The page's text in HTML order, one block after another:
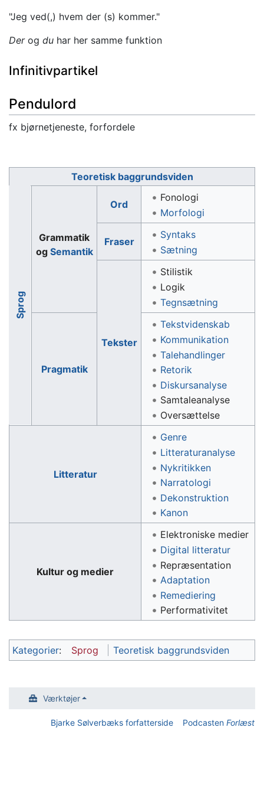
"Jeg ved(,) hvem der (s) kommer."
Derog du har her samme funktion
Infinitivpartikel
Pendulord
fx bjørnetjeneste, forfordele
Teoretisk baggrundsviden
Sprog
Grammatik
og Semantik
Ord
Fonologi
Morfologi
Fraser
Syntaks
Sætning
Tekster
Stilistik
Logik
Tegnsætning
Pragmatik
Tekstvidenskab
Kommunikation
Talehandlinger
Retorik
Diskursanalyse
Samtaleanalyse
Oversættelse
Litteratur
Genre
Litteraturanalyse
Nykritikken
Narratologi
Dekonstruktion
Kanon
Kultur og medier
Elektroniske medier
Digital litteratur
Repræsentation
Adaptation
Remediering
Performativitet
Kategorier: Sprog Teoretisk baggrundsviden
Værktøjer
Bjarke Sølverbæks forfatterside Podcasten Forlæst